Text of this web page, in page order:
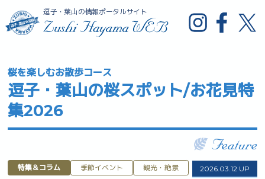
逗子・葉山の情報ポータルサイト
桜を楽しむお散歩コース
逗子・葉山の桜スポット/お花見特
集2026
特集＆コラム 季節イベント 観光・絶景 2026.03.12 UP